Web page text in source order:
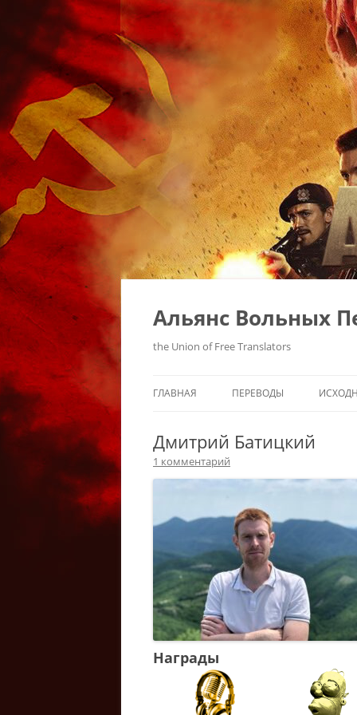
Альянс Вольных
the Union of Free Translators
ГЛАВНАЯ ПЕРЕВОДЫ
Дмитрий Батицкий
1 комментарий
Награды